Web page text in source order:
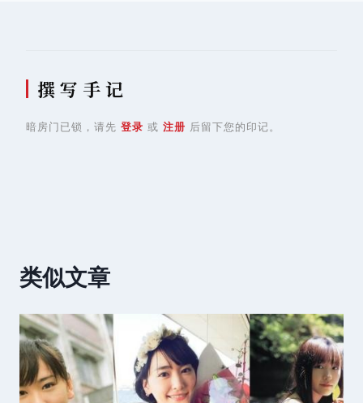
撰 写 手 记
暗房门已锁，请先 登录 或 注册 后留下您的印记。
类似文章